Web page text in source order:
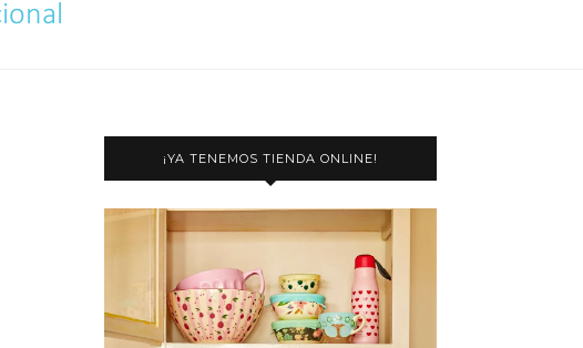
¡YA TENEMOS TIENDA ONLINE!